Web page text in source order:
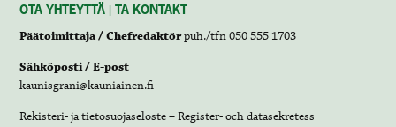
OTA YHTEYTTÄ | TA KONTAKT
Päätoimittaja / Chefredaktörpuh./tfn 050 555 1703
Sähköposti / E-post
kaunisgrani@kauniainen.fi
Rekisteri- ja tietosuojaseloste – Register- och datasekretess